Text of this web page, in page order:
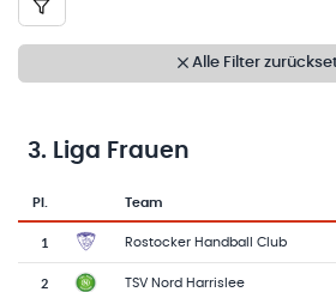
Alle Filter
3. Liga Frauen
Tabelle mit Vereinsplatzierungen, Spielen, Toren
Pl.
Team-Logo
Team
1 Rostocker Handball Club
2 TSV Nord Harrislee